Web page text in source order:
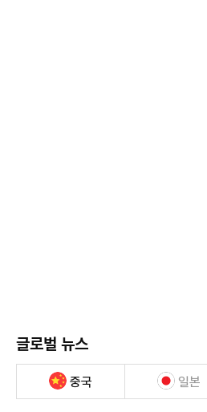
글로벌 뉴스
중국 일본